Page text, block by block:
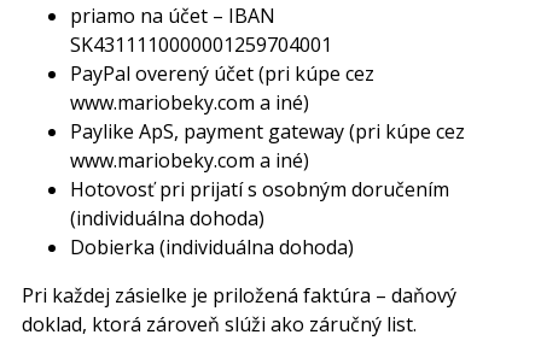
priamo na účet – IBAN
SK4311110000001259704001
PayPal overený účet (pri kúpe cez
www.mariobeky.com a iné)
Paylike ApS, payment gateway (pri kúpe cez
www.mariobeky.com a iné)
Hotovosť pri prijatí s osobným doručením
(individuálna dohoda)
Dobierka (individuálna dohoda)
Pri každej zásielke je priložená faktúra – daňový
doklad, ktorá zároveň slúži ako záručný list.